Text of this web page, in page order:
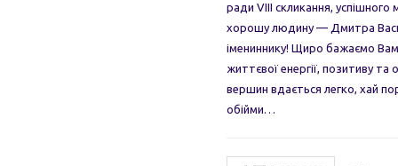
ради VIII скликання,
хорошу людину — Дмитра
імениннику! Щиро бажаємо
життєвої енергії, позитиву
вершин вдається легко, хай
обійми…